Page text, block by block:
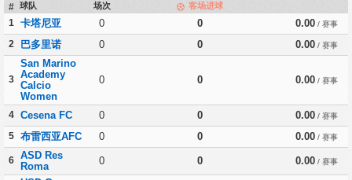
# 球队 场次 客场进球
1 卡塔尼亚 0 0 0.00 / 赛事
2 巴多里诺 0 0 0.00 / 赛事
3
San Marino
Academy
Calcio
Women
0 0 0.00 / 赛事
4 Cesena FC 0 0 0.00 / 赛事
5 布雷西亚AFC 0 0 0.00 / 赛事
6
ASD Res
Roma
0 0 0.00 / 赛事